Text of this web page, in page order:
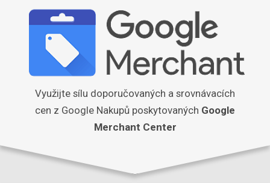
Využijte sílu doporučovaných a srovnávacích
cen z Google Nakupů poskytovaných Google
Merchant Center